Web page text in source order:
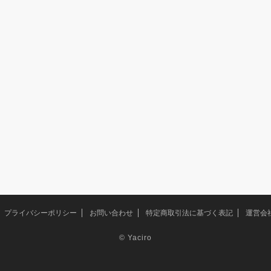
プライバシーポリシー お問い合わせ 特定商取引法に基づく表記 運営会
© Yaciro